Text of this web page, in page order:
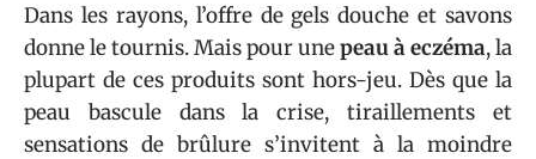
Dans les rayons, l’offre de gels douche et savons
donne le tournis. Mais pour unepeau à eczéma, la
plupart de ces produits sont hors-jeu. Dès que la
peau bascule dans la crise, tiraillements et
sensations de brûlure s’invitent à la moindre